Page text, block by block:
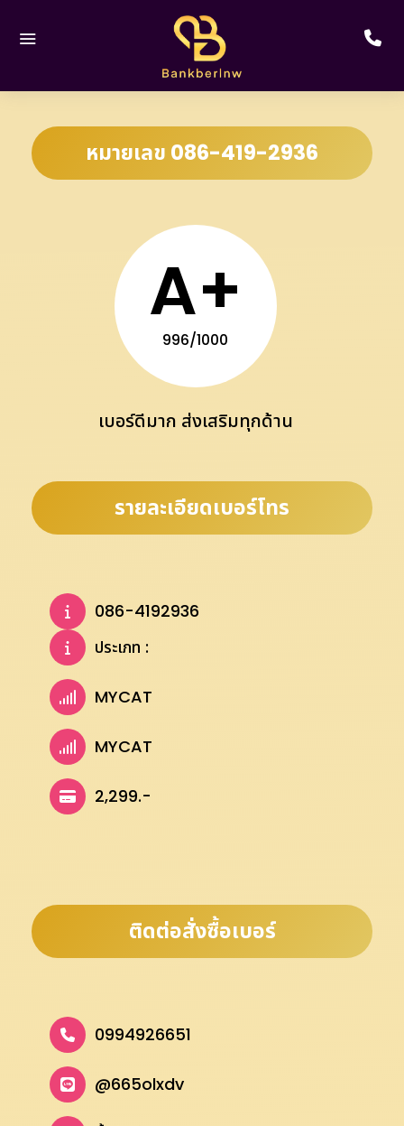
หมายเลข 086-419-2936
A+
996/1000
เบอร์ดีมาก ส่งเสริมทุกด้าน
รายละเอียดเบอร์โทร
086-4192936
ประเภท :
MYCAT
MYCAT
2,299.-
ติดต่อสั่งซื้อเบอร์
0994926651
@665olxdv